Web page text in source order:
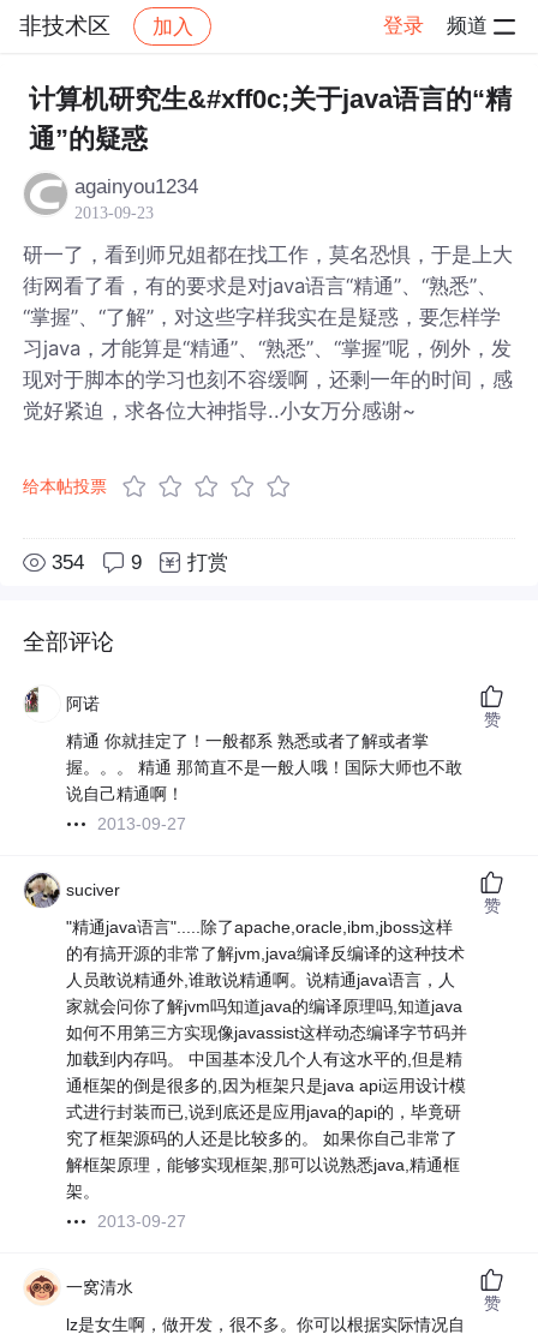
非技术区 加入 登录 频道
社区 非技术区 帖子详情
计算机研究生&#xff0c;关于java语言的“精
通”的疑惑
againyou1234
2013-09-23
研一了，看到师兄姐都在找工作，莫名恐惧，于是上大
街网看了看，有的要求是对java语言“精通”、“熟悉”、
“掌握”、“了解”，对这些字样我实在是疑惑，要怎样学
习java，才能算是“精通”、“熟悉”、“掌握”呢，例外，发
现对于脚本的学习也刻不容缓啊，还剩一年的时间，感
觉好紧迫，求各位大神指导..小女万分感谢~
给本帖投票
354 9 打赏
全部评论
阿诺
精通 你就挂定了！一般都系 熟悉或者了解或者掌
握。。。 精通 那简直不是一般人哦！国际大师也不敢
说自己精通啊！
2013-09-27
赞
suciver
"精通java语言".....除了apache,oracle,ibm,jboss这样
的有搞开源的非常了解jvm,java编译反编译的这种技术
人员敢说精通外,谁敢说精通啊。说精通java语言，人
家就会问你了解jvm吗知道java的编译原理吗,知道java
如何不用第三方实现像javassist这样动态编译字节码并
加载到内存吗。 中国基本没几个人有这水平的,但是精
通框架的倒是很多的,因为框架只是java api运用设计模
式进行封装而已,说到底还是应用java的api的，毕竟研
究了框架源码的人还是比较多的。 如果你自己非常了
解框架原理，能够实现框架,那可以说熟悉java,精通框
架。
2013-09-27
赞
一窝清水
lz是女生啊，做开发，很不多。你可以根据实际情况自
赞